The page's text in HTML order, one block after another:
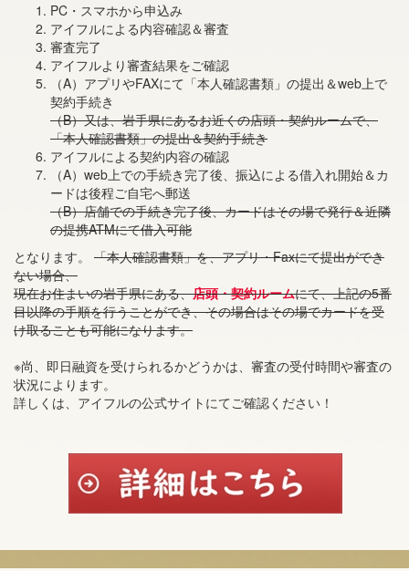
PC・スマホから申込み
アイフルによる内容確認＆審査
審査完了
アイフルより審査結果をご確認
（A）アプリやFAXにて「本人確認書類」の提出＆web上で
契約手続き
（B）又は、岩手県にあるお近くの店頭・契約ルームで、
「本人確認書類」の提出＆契約手続き
アイフルによる契約内容の確認
（A）web上での手続き完了後、振込による借入れ開始＆カ
ードは後程ご自宅へ郵送
（B）店舗での手続き完了後、カードはその場で発行＆近隣
の提携ATMにて借入可能
となります。 「本人確認書類」を、アプリ・Faxにて提出ができ
ない場合、
現在お住まいの岩手県にある、店頭・契約ルームにて、上記の5番
目以降の手順を行うことができ、その場合はその場でカードを受
け取ることも可能になります。
※尚、即日融資を受けられるかどうかは、審査の受付時間や審査の
状況によります。
詳しくは、アイフルの公式サイトにてご確認ください！